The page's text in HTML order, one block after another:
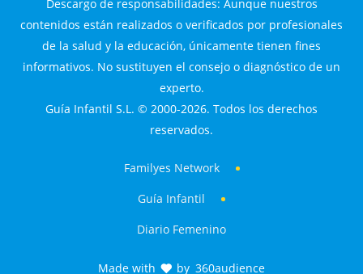
Descargo de responsabilidades: Aunque nuestros
contenidos están realizados o verificados por profesionales
de la salud y la educación, únicamente tienen fines
informativos. No sustituyen el consejo o diagnóstico de un
experto.
Guía Infantil S.L. © 2000-2026. Todos los derechos
reservados.
Familyes Network
Guía Infantil
Diario Femenino
Made with by 360audience